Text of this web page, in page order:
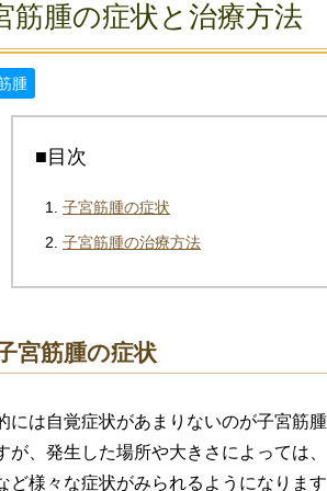
筋腫の症状と治療方法
腫
■目次
子宮筋腫の症状
子宮筋腫の治療方法
宮筋腫の症状
には自覚症状があまりないのが子宮筋
が、発生した場所や大きさによっては
ど様々な症状がみられるようになりま